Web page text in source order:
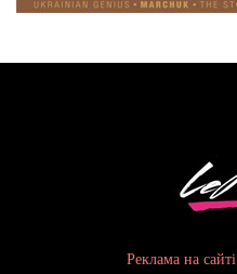
Реклама на сайті